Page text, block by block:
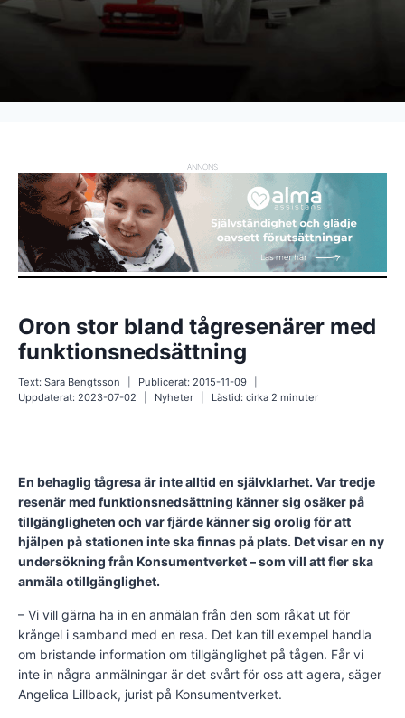
ANNONS
Oron stor bland tågresenärer med
funktionsnedsättning
Text: Sara Bengtsson Publicerat: 2015-11-09
Uppdaterat: 2023-07-02 Nyheter Lästid: cirka2minuter
En behaglig tågresa är inte alltid en självklarhet. Var tredje
resenär med funktionsnedsättning känner sig osäker på
tillgängligheten och var fjärde känner sig orolig för att
hjälpen på stationen inte ska finnas på plats. Det visar en ny
undersökning från Konsumentverket – som vill att fler ska
anmäla otillgänglighet.
– Vi vill gärna ha in en anmälan från den som råkat ut för
krångel i samband med en resa. Det kan till exempel handla
om bristande information om tillgänglighet på tågen. Får vi
inte in några anmälningar är det svårt för oss att agera, säger
Angelica Lillback, jurist på Konsumentverket.